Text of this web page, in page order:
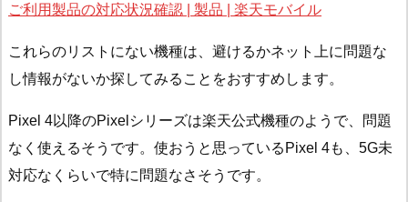
ご利用製品の対応状況確認 | 製品 | 楽天モバイル
これらのリストにない機種は、避けるかネット上に問題な
し情報がないか探してみることをおすすめします。
Pixel 4以降のPixelシリーズは楽天公式機種のようで、問題
なく使えるそうです。使おうと思っているPixel 4も、5G未
対応なくらいで特に問題なさそうです。